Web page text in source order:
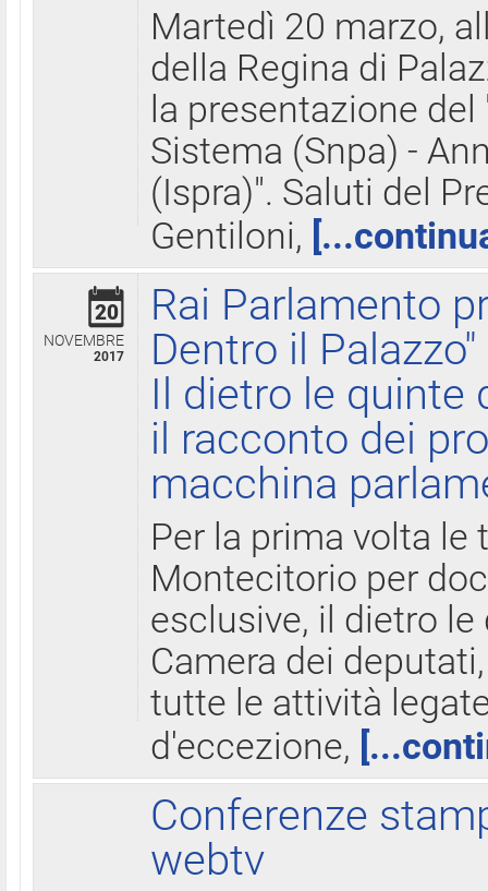
Martedì 20 marzo,
della Regina di
la presentazione
Sistema (Snpa) -
(Ispra)". Saluti del
Gentiloni,
20
NOVEMBRE
2017
Rai Parlamento
Dentro il Palazzo"
Il dietro le quinte
il racconto dei
macchina
Per la prima volta le
Montecitorio per
esclusive, il dietro
Camera dei
tutte le attività
d'eccezione,
Conferenze
webtv